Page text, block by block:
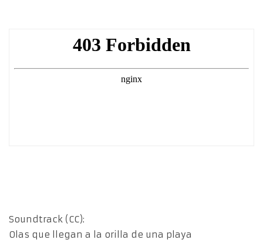
Soundtrack (CC):
Olas que llegan a la orilla de una playa